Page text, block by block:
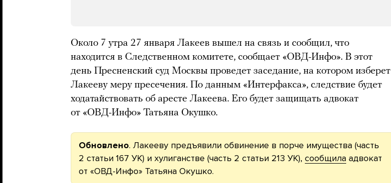
Около 7 утра 27 января Лакеев вышел на связь и сообщил, что
находится в Следственном комитете, сообщает «ОВД-Инфо». В этот
день Пресненский суд Москвы проведет заседание, на котором изберет
Лакееву меру пресечения. По данным «Интерфакса», следствие будет
ходатайствовать об аресте Лакеева. Его будет защищать адвокат
от «ОВД-Инфо» Татьяна Окушко.
Обновлено. Лакееву предъявили обвинение в порче имущества (часть
2 статьи 167 УК) и хулиганстве (часть 2 статьи 213 УК), сообщила адвокат
от «ОВД-Инфо» Татьяна Окушко.